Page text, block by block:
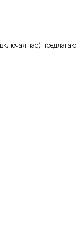
нас) предлагают